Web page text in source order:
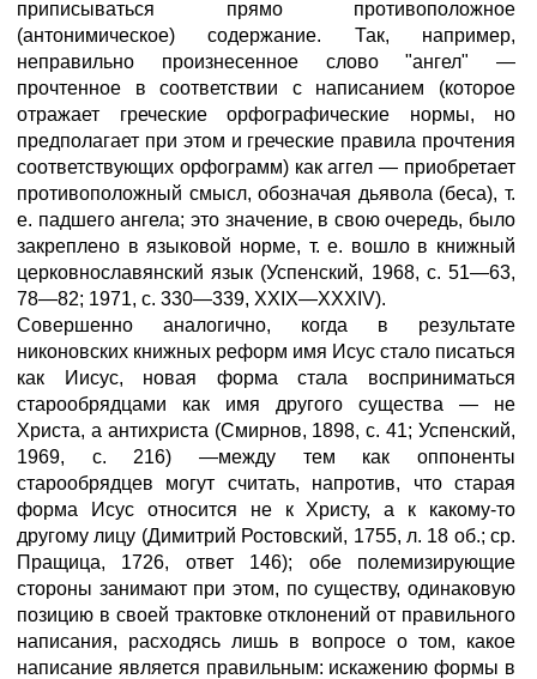
приписываться прямо противоположное
(антонимическое) содержание. Так, например,
неправильно произнесенное слово "ангел" —
прочтенное в соответствии с написанием (которое
отражает греческие орфографические нормы, но
предполагает при этом и греческие правила прочтения
соответствующих орфограмм) как аггел — приобретает
противоположный смысл, обозначая дьявола (беса), т.
е. падшего ангела; это значение, в свою очередь, было
закреплено в языковой норме, т. е. вошло в книжный
церковнославянский язык (Успенский, 1968, с. 51—63,
78—82; 1971, с. 330—339, XXIX—XXXIV).
Совершенно аналогично, когда в результате
никоновских книжных реформ имя Исус стало писаться
как Иисус, новая форма стала восприниматься
старообрядцами как имя другого существа — не
Христа, а антихриста (Смирнов, 1898, с. 41; Успенский,
1969, с. 216) —между тем как оппоненты
старообрядцев могут считать, напротив, что старая
форма Исус относится не к Христу, а к какому-то
другому лицу (Димитрий Ростовский, 1755, л. 18 об.; ср.
Пращица, 1726, ответ 146); обе полемизирующие
стороны занимают при этом, по существу, одинаковую
позицию в своей трактовке отклонений от правильного
написания, расходясь лишь в вопросе о том, какое
написание является правильным: искажению формы в